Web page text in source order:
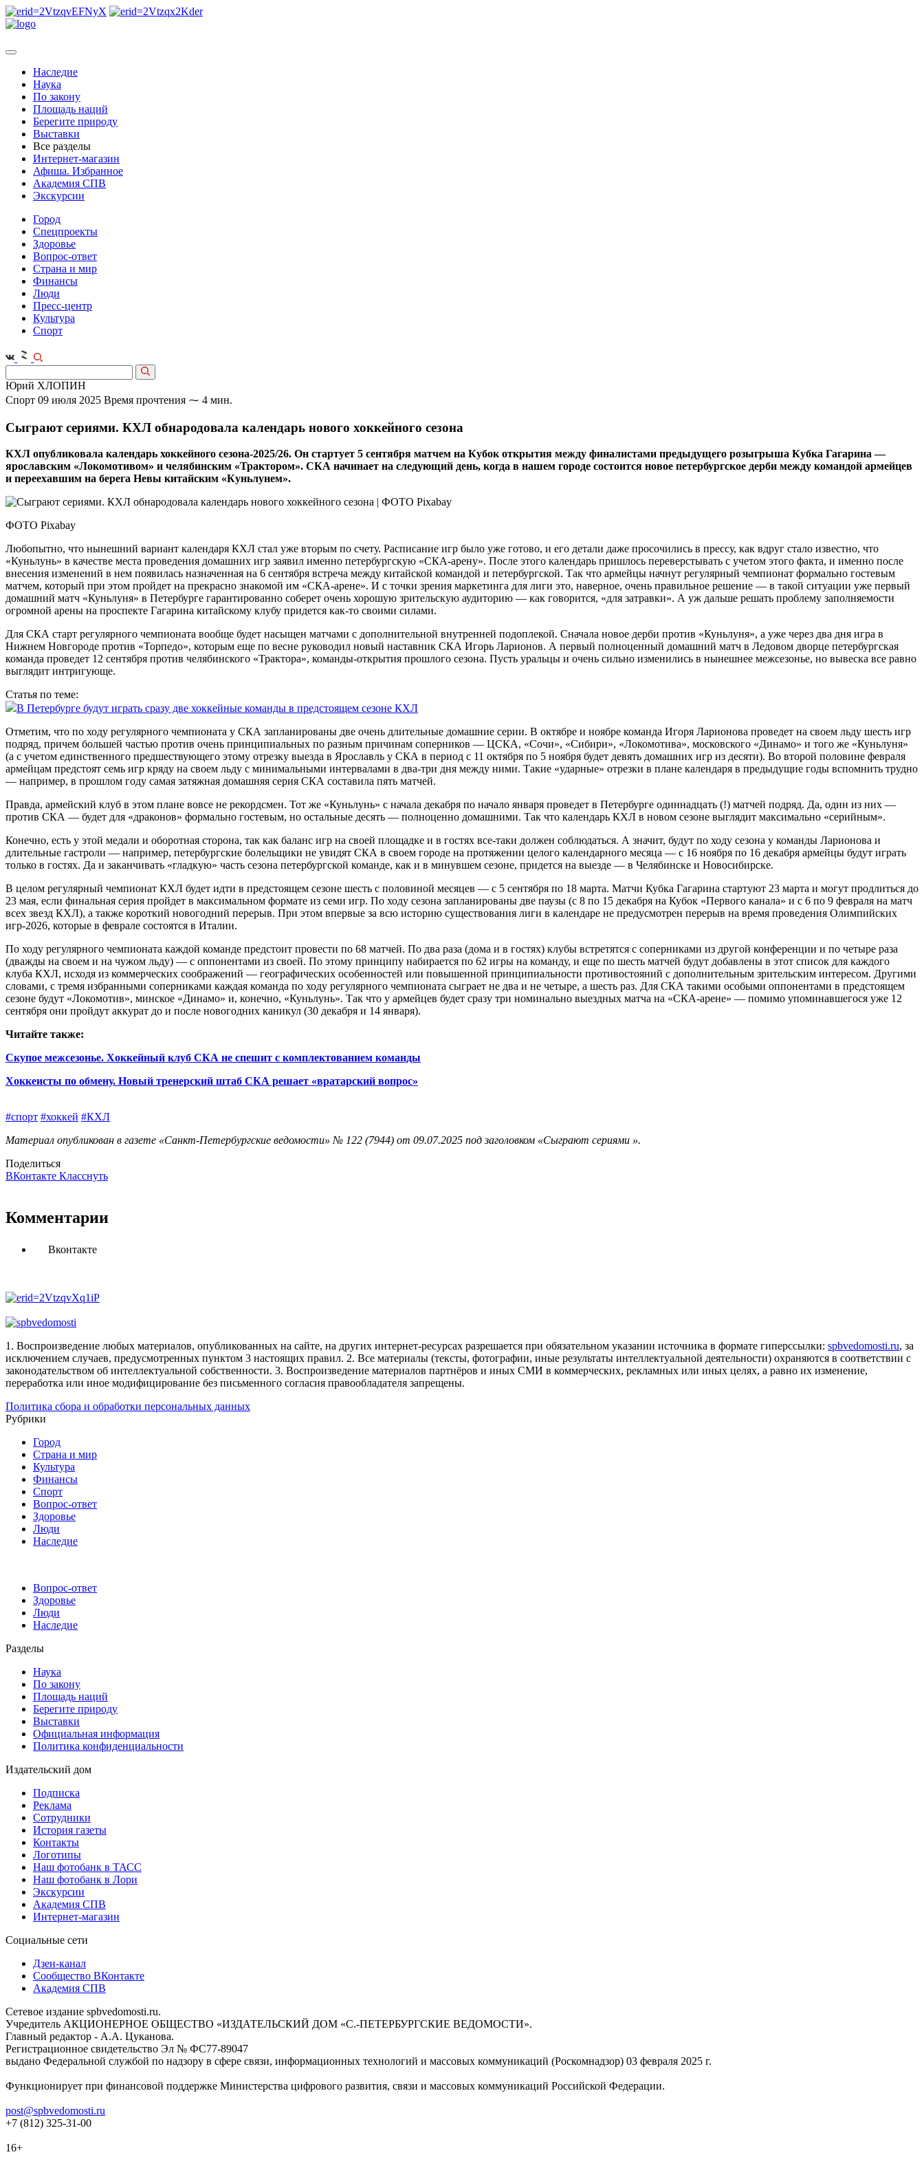
Наследие
Наука
По закону
Площадь наций
Берегите природу
Выставки
Все разделы
Интернет-магазин
Афиша. Избранное
Академия СПВ
Экскурсии
Город
Спецпроекты
Здоровье
Вопрос-ответ
Страна и мир
Финансы
Люди
Пресс-центр
Культура
Спорт
Юрий ХЛОПИН
Спорт 09 июля 2025 Время прочтения ⁓ 4 мин.
Сыграют сериями. КХЛ обнародовала календарь нового хоккейного сезона
КХЛ опубликовала календарь хоккейного сезона-2025/26. Он стартует 5 сентября матчем на Кубок открытия между финалистами предыдущего розыгрыша Кубка Гагарина —
ярославским «Локомотивом» и челябинским «Трактором». СКА начинает на следующий день, когда в нашем городе состоится новое петербургское дерби между командой армейцев
и переехавшим на берега Невы китайским «Куньлунем».
ФОТО Pixabay
Любопытно, что нынешний вариант календаря КХЛ стал уже вторым по счету. Расписание игр было уже готово, и его детали даже просочились в прессу, как вдруг стало известно, что
«Куньлунь» в качестве места проведения домашних игр заявил именно петербургскую «СКА-арену». После этого календарь пришлось переверстывать с учетом этого факта, и именно после
внесения изменений в нем появилась назначенная на 6 сентября встреча между китайской командой и петербургской. Так что армейцы начнут регулярный чемпионат формально гостевым
матчем, который при этом пройдет на прекрасно знакомой им «СКА-­арене». И с точки зрения маркетинга для лиги это, наверное, очень правильное решение — в такой ситуации уже первый
домашний матч «Куньлуня» в Петербурге гарантированно соберет очень хорошую зрительскую аудиторию — как говорится, «для затравки». А уж дальше решать проблему заполняемости
огромной арены на проспекте Гагарина китайскому клубу придется как‑то своими силами.
Для СКА старт регулярного чемпионата вообще будет насыщен матчами с дополнительной внутренней подоплекой. Сначала новое дерби против «Куньлуня», а уже через два дня игра в
Нижнем Новгороде против «Торпедо», которым еще по весне руководил новый наставник СКА Игорь Ларионов. А первый полноценный домашний матч в Ледовом дворце петербургская
команда проведет 12 сентября против челябинского «Трактора», команды-открытия прошлого сезона. Пусть уральцы и очень сильно изменились в нынешнее межсезонье, но вывеска все равно
выглядит интригующе.
Статья по теме:
В Петербурге будут играть сразу две хоккейные команды в предстоящем сезоне КХЛ
Отметим, что по ходу регулярного чемпионата у СКА запланированы две очень длительные домашние серии. В октябре и ноябре коман­да Игоря Ларионова проведет на своем льду шесть игр
подряд, причем большей частью против очень принципиальных по разным причинам соперников — ЦСКА, «Сочи», «Сибири», «Локомотива», московского «Динамо» и того же «Куньлуня»
(а с учетом единственного предшествующего этому отрезку выезда в Ярос­лавль у СКА в период с 11 октября по 5 ноября будет девять домашних игр из десяти). Во второй половине февраля
армейцам предстоят семь игр кряду на своем льду с минимальными интервалами в два-три дня между ними. Такие «ударные» отрезки в плане календаря в предыдущие годы вспомнить трудно
— например, в прошлом году самая затяжная домашняя серия СКА составила пять матчей.
Правда, армейский клуб в этом плане вовсе не рекордсмен. Тот же «Куньлунь» с начала декабря по начало января проведет в Петербурге одиннадцать (!) матчей подряд. Да, один из них —
против СКА — будет для «драконов» формально гостевым, но остальные десять — полноценно домашними. Так что календарь КХЛ в новом сезоне выглядит максимально «серийным».
Конечно, есть у этой медали и оборотная сторона, так как баланс игр на своей площадке и в гостях все‑таки должен соблюдаться. А значит, будут по ходу сезона у команды Ларионова и
длительные гастроли — например, петербургские болельщики не увидят СКА в своем городе на протяжении целого календарного месяца — с 16 ноября по 16 декабря армейцы будут играть
только в гостях. Да и заканчивать «гладкую» часть сезона петербургской коман­де, как и в минувшем сезоне, придется на выезде — в Челябинске и Новосибирске.
В целом регулярный чемпионат КХЛ будет идти в предстоящем сезоне шесть с половиной месяцев — с 5 сентября по 18 марта. Матчи Кубка Гагарина стартуют 23 марта и могут продлиться до
23 мая, если финальная серия пройдет в максимальном формате из семи игр. По ходу сезона запланированы две паузы (с 8 по 15 декабря на Кубок «Первого канала» и с 6 по 9 февраля на матч
всех звезд КХЛ), а также короткий новогодний перерыв. При этом впервые за всю историю существования лиги в календаре не предусмотрен перерыв на время проведения Олимпийских
игр-2026, которые в феврале состоятся в Италии.
По ходу регулярного чемпионата каждой команде предстоит провести по 68 матчей. По два раза (дома и в гостях) клубы встретятся с соперниками из другой конференции и по четыре раза
(дважды на своем и на чужом льду) — с оппонентами из своей. По этому принципу набирается по 62 игры на команду, и еще по шесть матчей будут добавлены в этот список для каждого
клуба КХЛ, исходя из коммерческих соображений — географических особенностей или повышенной принципиальности противостояний с дополнительным зрительским интересом. Другими
словами, с тремя избранными соперниками каждая команда по ходу регулярного чемпионата сыграет не два и не четыре, а шесть раз. Для СКА такими особыми оппонентами в предстоящем
сезоне будут «Локомотив», минское «Динамо» и, конечно, «Куньлунь». Так что у армейцев будет сразу три номинально выездных матча на «СКА-арене» — помимо упоминавшегося уже 12
сентября они пройдут аккурат до и после новогодних каникул (30 декабря и 14 января).
Читайте также:
Скупое межсезонье. Хоккейный клуб СКА не спешит с комплектованием команды
Хоккеисты по обмену. Новый тренерский штаб СКА решает «вратарский вопрос»
#спорт #хоккей #КХЛ
Материал опубликован в газете «Санкт-Петербургские ведомости» № 122 (7944) от 09.07.2025 под заголовком «Сыграют сериями ».
Поделиться
ВКонтакте Класснуть
Комментарии
Вконтакте
1. Воспроизведение любых материалов, опубликованных на сайте, на других интернет-ресурсах разрешается при обязательном указании источника в формате гиперссылки: spbvedomosti.ru, за
исключением случаев, предусмотренных пунктом 3 настоящих правил. 2. Все материалы (тексты, фотографии, иные результаты интеллектуальной деятельности) охраняются в соответствии с
законодательством об интеллектуальной собственности. 3. Воспроизведение материалов партнёров и иных СМИ в коммерческих, рекламных или иных целях, а равно их изменение,
переработка или иное модифицирование без письменного согласия правообладателя запрещены.
Политика сбора и обработки персональных данных
Рубрики
Город
Страна и мир
Культура
Финансы
Спорт
Вопрос-ответ
Здоровье
Люди
Наследие
Вопрос-ответ
Здоровье
Люди
Наследие
Разделы
Наука
По закону
Площадь наций
Берегите природу
Выставки
Официальная информация
Политика конфиденциальности
Издательский дом
Подписка
Реклама
Сотрудники
История газеты
Контакты
Логотипы
Наш фотобанк в ТАСС
Наш фотобанк в Лори
Экскурсии
Академия СПВ
Интернет-магазин
Социальные сети
Дзен-канал
Сообщество ВКонтакте
Академия СПВ
Сетевое издание spbvedomosti.ru.
Учредитель АКЦИОНЕРНОЕ ОБЩЕСТВО «ИЗДАТЕЛЬСКИЙ ДОМ «С.-ПЕТЕРБУРГСКИЕ ВЕДОМОСТИ».
Главный редактор - А.А. Цуканова.
Регистрационное свидетельство Эл № ФС77-89047
выдано Федеральной службой по надзору в сфере связи, информационных технологий и массовых коммуникаций (Роскомнадзор) 03 февраля 2025 г.
Функционирует при финансовой поддержке Министерства цифрового развития, связи и массовых коммуникаций Российской Федерации.
post@spbvedomosti.ru
+7 (812) 325-31-00
16+